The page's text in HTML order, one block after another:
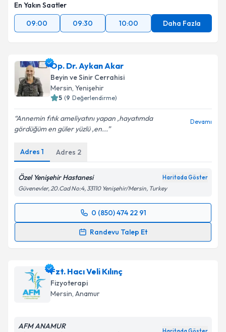
En Yakın Saatler
09:00
09:30 10:00 Daha Fazla
Op. Dr. Aykan Akar
Beyin ve Sinir Cerrahisi
Mersin, Yenişehir
5 (9 Değerlendirme)
Annemin fıtık ameliyatını yapan ,hayatımda
gördüğüm en güler yüzlü ,en...
Devamı
Adres 1 Adres 2
Özel Yenişehir Hastanesi Haritada Göster
Güvenevler, 20.Cad No:4, 33110 Yenişehir/Mersin, Turkey
0 (850) 474 22 91
Randevu Talep Et
Randevu Takvimi Talebi
takvim hazırlandığında e-posta ile bilgilendireceğiz.
E-posta Adresiniz
Fzt. Hacı Veli Kılınç
Fizyoterapi
Mersin, Anamur
AFM ANAMUR